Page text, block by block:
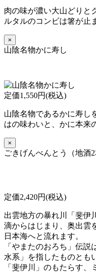
肉の味が濃い大山どりと
ルタルのコンビは箸が止
×
山陰名物かに寿し
定価1,550円(税込)
山陰名物であるかに寿し
はの味わいと、かに本来
×
ごきげんべんとう（地酒2
定価2,420円(税込)
出雲地方の暴れ川「斐伊
滴からはじまり、奥出雲
日本海へと流れます。
「やまたのおろち」伝説
水系」を指したものとも
「斐伊川」のもたらす